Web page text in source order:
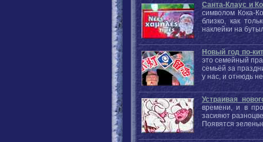
Санта-Клаус и
символом Кока-
близко, как
наклейки на
Новый год по-
это семейный
семьёй за
у нас, и отнюдь
Устраивая
времени, и в
засияют
Появятся